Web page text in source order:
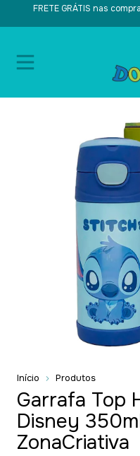
FRETE GRÁTIS nas
Início Produtos
Garrafa Top
Disney
ZonaCriativa